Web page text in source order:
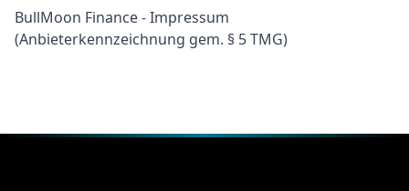
BullMoon Finance - Impressum
(Anbieterkennzeichnung gem. § 5 TMG)